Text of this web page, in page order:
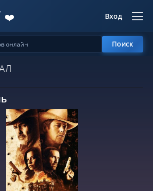
❤️ Вход
Поиск
СМОТРЕТЬ ОНЛАЙН